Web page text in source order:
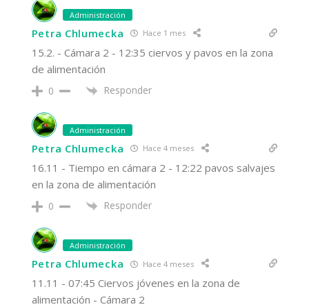
Administración
Petra Chlumecka Hace 1 mes
15.2. - Cámara 2 - 12:35 ciervos y pavos en la zona
de alimentación
0 Responder
Administración
Petra Chlumecka Hace 4 meses
16.11 - Tiempo en cámara 2 - 12:22 pavos salvajes
en la zona de alimentación
0 Responder
Administración
Petra Chlumecka Hace 4 meses
11.11 - 07:45 Ciervos jóvenes en la zona de
alimentación - Cámara 2